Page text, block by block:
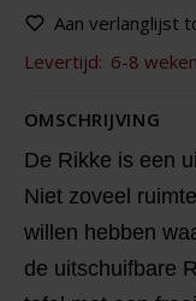
Aan verlanglijst
Levertijd: 6-8 weken
OMSCHRIJVING
De Rikke is een
Niet zoveel
willen hebben
de uitschuifbare